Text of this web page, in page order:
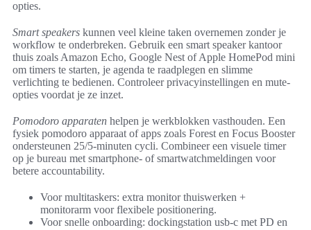
opties.
Smart speakers kunnen veel kleine taken overnemen zonder je
workflow te onderbreken. Gebruik een smart speaker kantoor
thuis zoals Amazon Echo, Google Nest of Apple HomePod mini
om timers te starten, je agenda te raadplegen en slimme
verlichting te bedienen. Controleer privacyinstellingen en mute-
opties voordat je ze inzet.
Pomodoro apparaten helpen je werkblokken vasthouden. Een
fysiek pomodoro apparaat of apps zoals Forest en Focus Booster
ondersteunen 25/5-minuten cycli. Combineer een visuele timer
op je bureau met smartphone- of smartwatchmeldingen voor
betere accountability.
Voor multitaskers: extra monitor thuiswerken +
monitorarm voor flexibele positionering.
Voor snelle onboarding: dockingstation usb-c met PD en